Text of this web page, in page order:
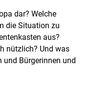
dar? Welche
die Situation zu
aus?
nützlich? Und was
und Bürgerinnen und